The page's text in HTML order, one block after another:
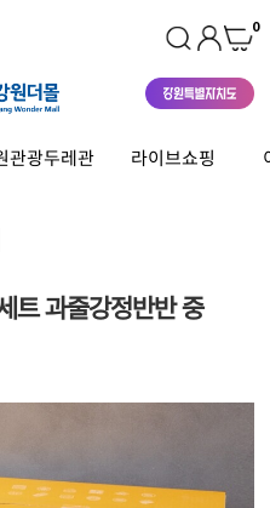
0
관광두레관 라이브쇼핑
트 과줄강정반반 중